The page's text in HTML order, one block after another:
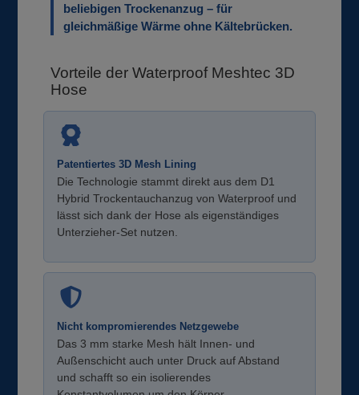
beliebigen Trockenanzug – für
gleichmäßige Wärme ohne Kältebrücken.
Vorteile der Waterproof Meshtec 3D
Hose
Patentiertes 3D Mesh Lining
Die Technologie stammt direkt aus dem D1
Hybrid Trockentauchanzug von Waterproof und
lässt sich dank der Hose als eigenständiges
Unterzieher-Set nutzen.
Nicht kompromierendes Netzgewebe
Das 3 mm starke Mesh hält Innen- und
Außenschicht auch unter Druck auf Abstand
und schafft so ein isolierendes